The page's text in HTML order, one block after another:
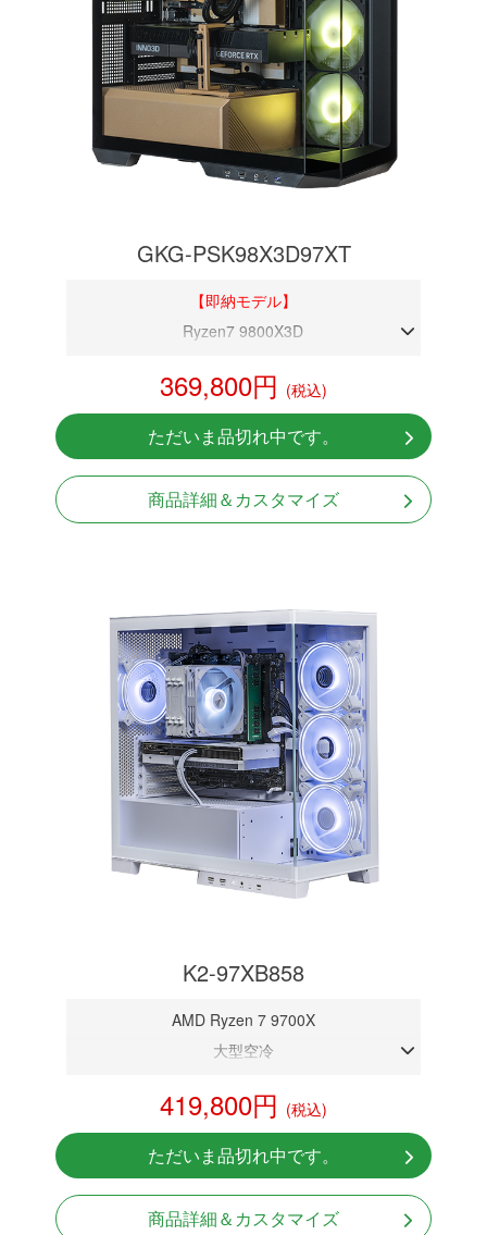
GKG-PSK98X3D97XT
【即納モデル】
Ryzen7 9800X3D
RX 9070 XT 16GB
NVMeSSD 1TB
無線LAN Bluetooth対応
Windows11 Home 64bit
369,800円 (税込)
ただいま品切れ中です。
商品詳細＆カスタマイズ
K2-97XB858
AMD Ryzen 7 9700X
大型空冷
RTX 5080 16GB
NVMeSSD 1TB
Windows11 Home 64bit
419,800円 (税込)
ただいま品切れ中です。
商品詳細＆カスタマイズ